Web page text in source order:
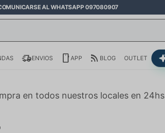
AL WHATSAPP 097080907
ENVIOS APP BLOG OUTLET
en todos nuestros locales en 24hs